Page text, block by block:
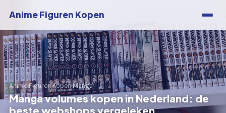
Anime Figuren Kopen
Anime Figuren Kopen›Manga
Manga volumes kopen in Nederland: de
beste webshops vergeleken